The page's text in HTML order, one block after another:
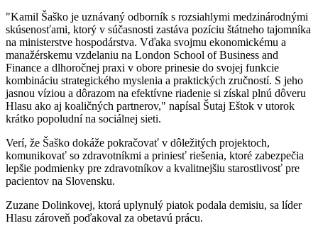
"Kamil Šaško je uznávaný odborník s rozsiahlymi medzinárodnými
skúsenosťami, ktorý v súčasnosti zastáva pozíciu štátneho tajomníka
na ministerstve hospodárstva. Vďaka svojmu ekonomickému a
manažérskemu vzdelaniu na London School of Business and
Finance a dlhoročnej praxi v obore prinesie do svojej funkcie
kombináciu strategického myslenia a praktických zručností. S jeho
jasnou víziou a dôrazom na efektívne riadenie si získal plnú dôveru
Hlasu ako aj koaličných partnerov," napísal Šutaj Eštok v utorok
krátko popoludní na sociálnej sieti.
Verí, že Šaško dokáže pokračovať v dôležitých projektoch,
komunikovať so zdravotníkmi a priniesť riešenia, ktoré zabezpečia
lepšie podmienky pre zdravotníkov a kvalitnejšiu starostlivosť pre
pacientov na Slovensku.
Zuzane Dolinkovej, ktorá uplynulý piatok podala demisiu, sa líder
Hlasu zároveň poďakoval za obetavú prácu.